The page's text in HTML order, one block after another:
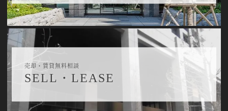
売却・賃貸無料相談
SELL・LEASE